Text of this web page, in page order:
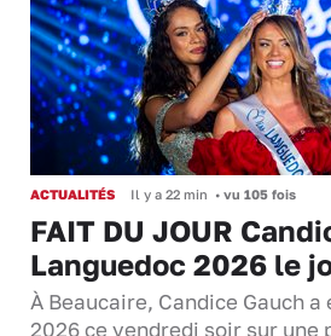
ACTUALITÉS Il y a 22 min • vu 105 fois
FAIT DU JOUR
Languedoc 2026 le
À Beaucaire, Candice Gauch
2026 ce vendredi soir sur une